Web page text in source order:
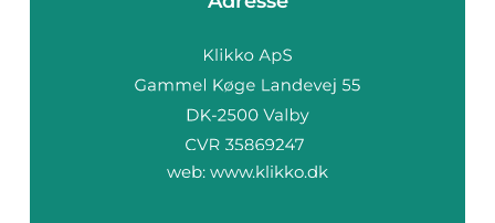
web: www.klikko.dk